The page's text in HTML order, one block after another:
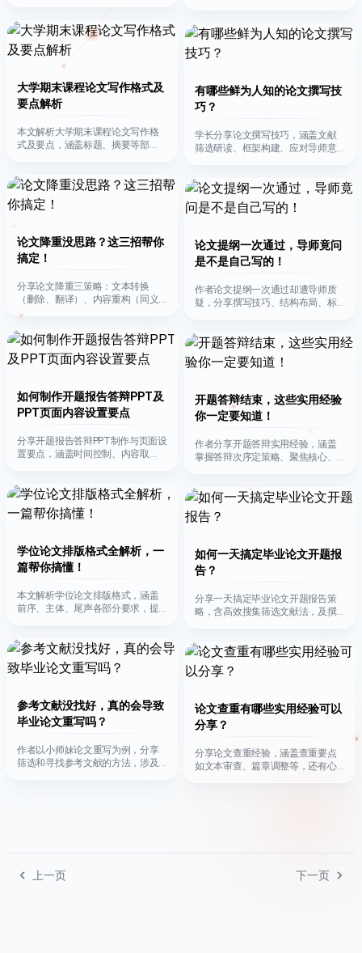
大学期末课程论文写作格式及
要点解析
本文解析大学期末课程论文写作格
式及要点，涵盖标题、摘要等部
论文降重没思路？这三招帮你
搞定！
分享论文降重三策略：文本转换
（删除、翻译）、内容重构（同义
词替换、改句式等）、独立表达
如何制作开题报告答辩PPT及
PPT页面内容设置要点
分享开题报告答辩PPT制作与页面设
置要点，涵盖时间控制、内容取
学位论文排版格式全解析，一
篇帮你搞懂！
本文解析学位论文排版格式，涵盖
前序、主体、尾声各部分要求，提
参考文献没找好，真的会导致
毕业论文重写吗？
作者以小师妹论文重写为例，分享
筛选和寻找参考文献的方法，涉及
有哪些鲜为人知的论文撰写技
巧？
学长分享论文撰写技巧，涵盖文献
筛选研读、框架构建、应对导师意
论文提纲一次通过，导师竟问
是不是自己写的！
作者论文提纲一次通过却遭导师质
疑，分享撰写技巧、结构布局、标
开题答辩结束，这些实用经验
你一定要知道！
作者分享开题答辩实用经验，涵盖
掌握答辩次序定策略、聚焦核心、
如何一天搞定毕业论文开题报
告？
分享一天搞定毕业论文开题报告策
略，含高效搜集筛选文献法，及撰
论文查重有哪些实用经验可以
分享？
分享论文查重经验，涵盖查重要点
如文本审查、篇章调整等，还有心
上一页 下一页